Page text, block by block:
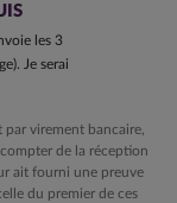
les 3
Je serai
virement bancaire,
de la réception
ait fourni une preuve
du premier de ces